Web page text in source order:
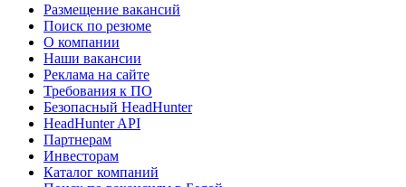
Размещение вакансий
Поиск по резюме
О компании
Наши вакансии
Реклама на сайте
Требования к ПО
Безопасный HeadHunter
HeadHunter API
Партнерам
Инвесторам
Каталог компаний